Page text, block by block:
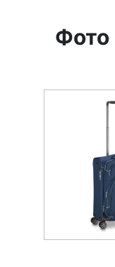
Фото